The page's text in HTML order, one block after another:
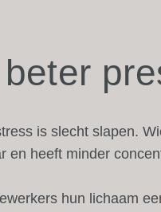
is slecht slapen.
en heeft minder
hun lichaam